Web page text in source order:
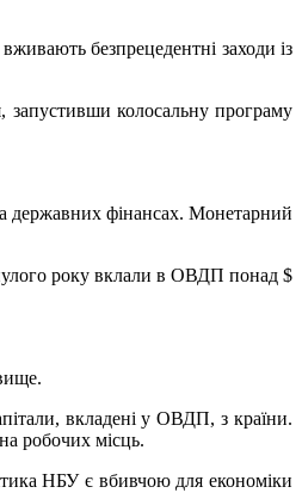
безпрецедентні заходи із
колосальну програму
державних фінансах. Монетарний
року вклали в ОВДП понад $
вкладені у ОВДП, з країни.
робочих місць.
НБУ є вбивчою для економіки